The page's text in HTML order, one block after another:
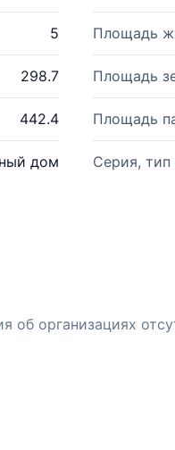
5 Площадь
298.7 Площадь
442.4 Площадь
дом Серия, тип
об организациях